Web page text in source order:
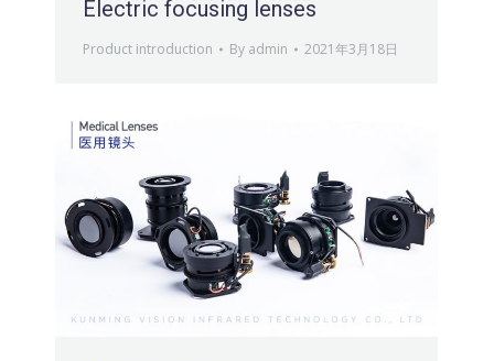
Electric focusing lenses
Product introduction By admin 2021年3月18日